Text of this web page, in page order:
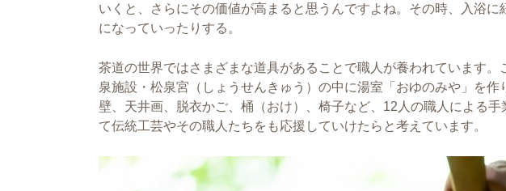
いくと、さらにその価値が高まると思うんですよね。その時、入浴
になっていったりする。
茶道の世界ではさまざまな道具があることで職人が養われています
泉施設・松泉宮（しょうせんきゅう）の中に湯室「おゆのみや」を
壁、天井画、脱衣かご、桶（おけ）、椅子など、12人の職人による
て伝統工芸やその職人たちをも応援していけたらと考えています。